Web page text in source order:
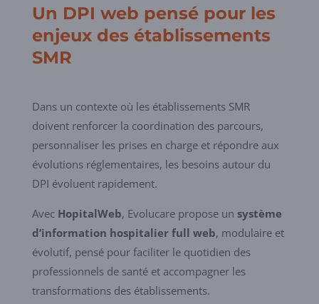
Un DPI web pensé pour les
enjeux des établissements
SMR
Dans un contexte où les établissements SMR
doivent renforcer la coordination des parcours,
personnaliser les prises en charge et répondre aux
évolutions réglementaires, les besoins autour du
DPI évoluent rapidement.
Avec HopitalWeb, Evolucare propose un système
d’information hospitalier full web, modulaire et
évolutif, pensé pour faciliter le quotidien des
professionnels de santé et accompagner les
transformations des établissements.